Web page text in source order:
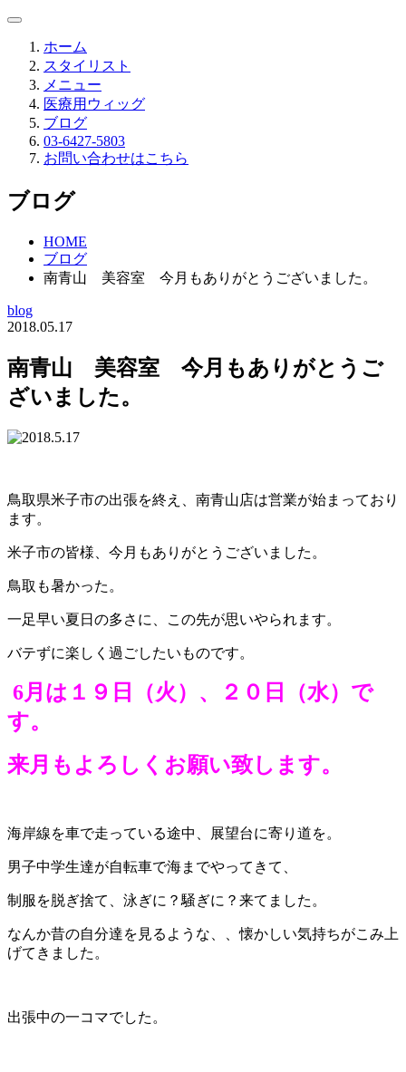
ホーム
スタイリスト
メニュー
医療用ウィッグ
ブログ
03-6427-5803
お問い合わせはこちら
ブログ
HOME
ブログ
南青山 美容室 今月もありがとうございました。
blog
2018.05.17
南青山 美容室 今月もありがとうご
ざいました。
鳥取県米子市の出張を終え、南青山店は営業が始まっており
ます。
米子市の皆様、今月もありがとうございました。
鳥取も暑かった。
一足早い夏日の多さに、この先が思いやられます。
バテずに楽しく過ごしたいものです。
6月は１９日（火）、２０日（水）で
す。
来月もよろしくお願い致します。
海岸線を車で走っている途中、展望台に寄り道を。
男子中学生達が自転車で海までやってきて、
制服を脱ぎ捨て、泳ぎに？騒ぎに？来てました。
なんか昔の自分達を見るような、、懐かしい気持ちがこみ上
げてきました。
出張中の一コマでした。